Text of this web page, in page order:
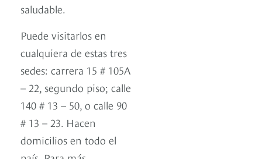
saludable.
Puede visitarlos en
cualquiera de estas tres
sedes: carrera 15 # 105A
– 22, segundo piso; calle
140 # 13 – 50, o calle 90
# 13 – 23. Hacen
domicilios en todo el